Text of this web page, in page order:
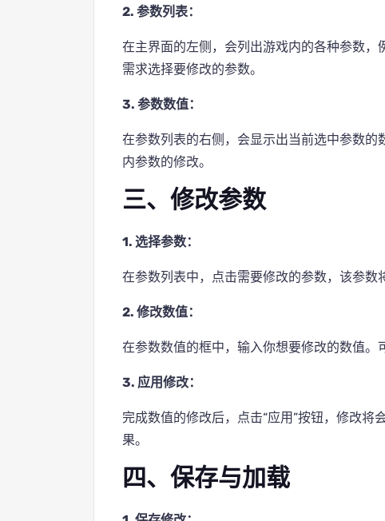
2. 参数列表：
在主界面的左侧，会列出游戏内的各种参数
需求选择要修改的参数。
3. 参数数值：
在参数列表的右侧，会显示出当前选中参数
内参数的修改。
三、修改参数
1. 选择参数：
在参数列表中，点击需要修改的参数，该参数
2. 修改数值：
在参数数值的框中，输入你想要修改的数值。
3. 应用修改：
完成数值的修改后，点击“应用”按钮，修改
果。
四、保存与加载